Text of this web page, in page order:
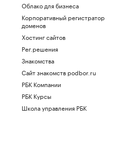
Облако для бизнеса
Корпоративный регистратор
доменов
Хостинг сайтов
Рег.решения
Знакомства
Сайт знакомств podbor.ru
РБК Компании
РБК Курсы
Школа управления РБК